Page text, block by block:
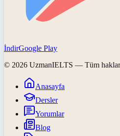
İndirGoogle Play
© 2026 UzmanIELTS — Tüm
Anasayfa
Dersler
Yorumlar
Blog